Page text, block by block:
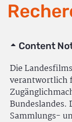
Content
Die
verantwortlich
Bundeslandes.
Sammlungs-